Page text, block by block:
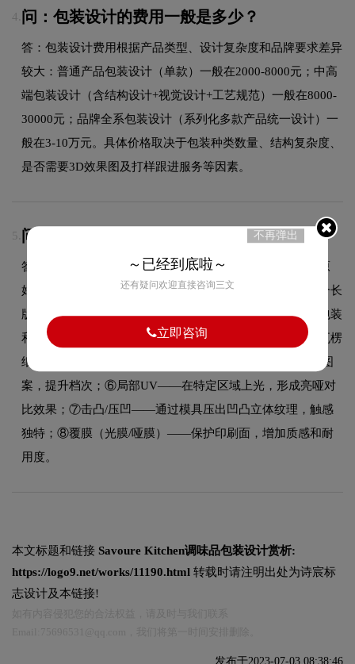
4. 问：包装设计的费用一般是多少？
答：包装设计费用根据产品类型、设计复杂度和品牌要求差异
较大：普通产品包装设计（单款）一般在2000-8000元；中高
端包装设计（含结构设计+视觉设计+工艺规范）一般在8000-
30000元；品牌全系包装设计（系列化多款产品统一设计）一
般在3-10万元。具体价格取决于包装种类数量、结构复杂度、
是否需要3D效果图及打样跟进服务等因素。
5. 问：包装印刷常用工艺有哪些？
答：包装印刷常用工艺：①胶印（平版印刷）——色彩还原
好，适合大批量纸盒包装；②凹印——色彩饱和度高，适合长
版塑料薄膜包装；③丝印——墨层厚实，适合小批量高档包装
和特殊材质；④柔印——环保水性油墨，适合食品包装和瓦楞
纸箱；⑤烫金/烫银——通过金属箔在包装上烫出光泽文字图
案，提升档次；⑥局部UV——在特定区域上光，形成亮哑对
比效果；⑦击凸/压凹——通过模具压出凹凸立体纹理，触感
独特；⑧覆膜（光膜/哑膜）——保护印刷面，增加质感和耐
用度。
本文标题和链接 Savoure Kitchen调味品包装设计赏析:
https://logo9.net/works/11190.html 转载时请注明出处为诗宸标
志设计及本链接!
发布于2023-07-03 08:38:46
不再弹出
～已经到底啦～
还有疑问欢迎直接咨询三文
立即咨询